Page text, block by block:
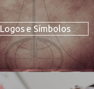
Logos e Símbolos